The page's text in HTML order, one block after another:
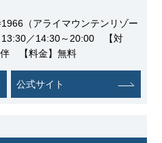
（アライマウンテンリゾー
／14:30～20:00 【対
【料金】無料
公式サイト